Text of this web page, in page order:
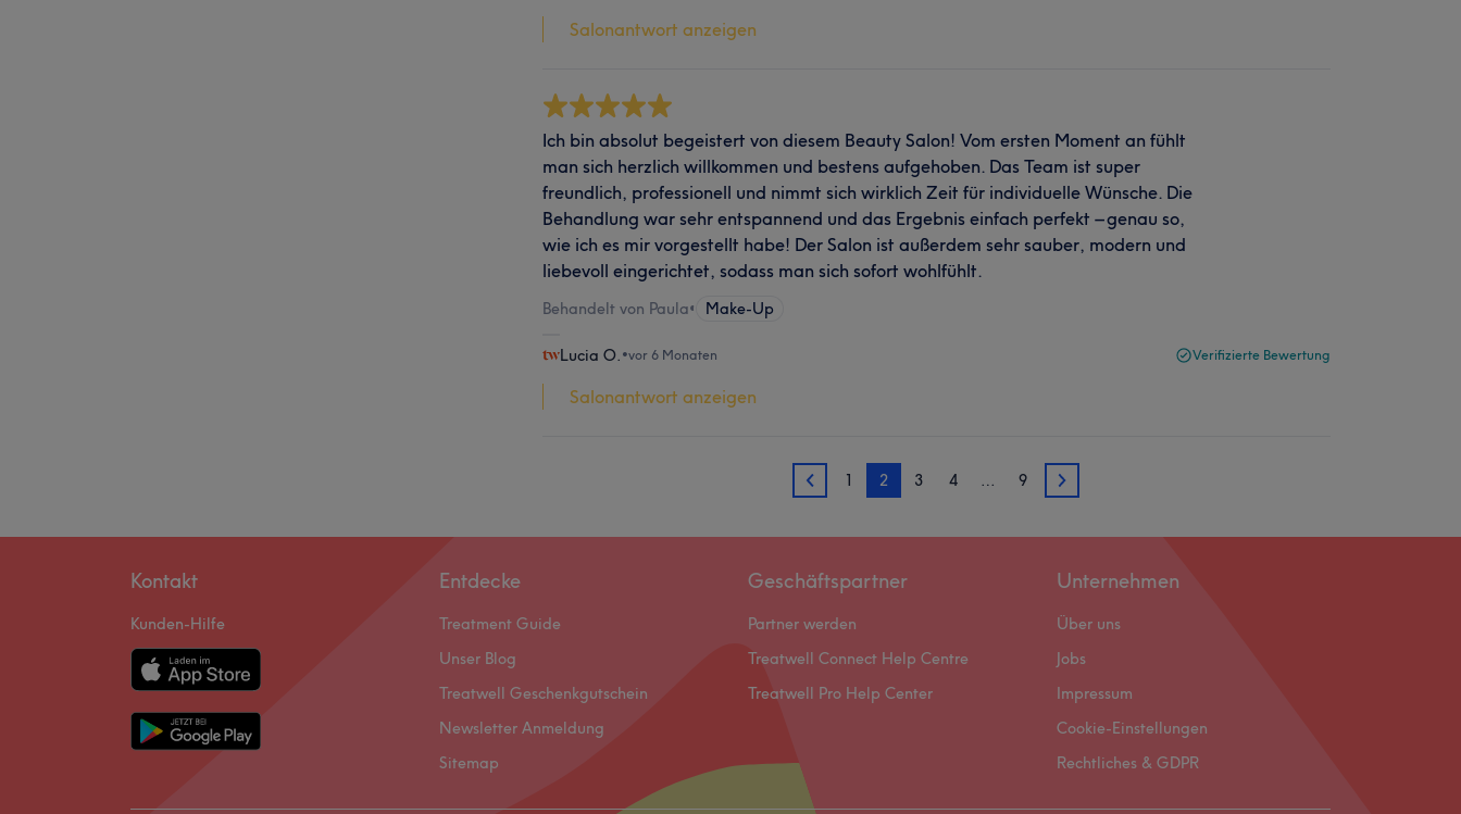
Salonantwort anzeigen
Ich bin absolut begeistert von diesem Beauty Salon! Vom ersten Moment an fühlt
man sich herzlich willkommen und bestens aufgehoben. Das Team ist super
freundlich, professionell und nimmt sich wirklich Zeit für individuelle Wünsche. Die
Behandlung war sehr entspannend und das Ergebnis einfach perfekt – genau so,
wie ich es mir vorgestellt habe! Der Salon ist außerdem sehr sauber, modern und
liebevoll eingerichtet, sodass man sich sofort wohlfühlt.
Behandelt von Paula• Make-Up
Lucia O. •vor 6 Monaten Verifizierte Bewertung
Salonantwort anzeigen
1 1 2 3 4 … 9 3
Kontakt
Kunden-Hilfe
Entdecke
Treatment Guide
Unser Blog
Treatwell Geschenkgutschein
Newsletter Anmeldung
Sitemap
Geschäftspartner
Partner werden
Treatwell Connect Help Centre
Treatwell Pro Help Center
Unternehmen
Über uns
Jobs
Impressum
Cookie-Einstellungen
Rechtliches & GDPR